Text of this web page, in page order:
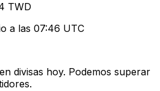
TWD
a las 07:46 UTC
divisas hoy. Podemos superar